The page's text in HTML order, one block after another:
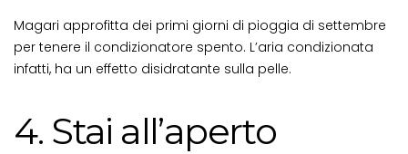
Magari approfitta dei primi giorni di pioggia di settembre
per tenere il condizionatore spento. L’aria condizionata
infatti, ha un effetto disidratante sulla pelle.
4. Stai all’aperto